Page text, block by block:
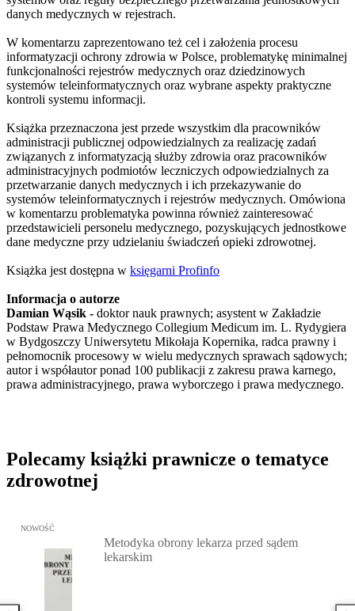
danych medycznych w rejestrach.
W komentarzu zaprezentowano też cel i założenia procesu
informatyzacji ochrony zdrowia w Polsce, problematykę minimalnej
funkcjonalności rejestrów medycznych oraz dziedzinowych
systemów teleinformatycznych oraz wybrane aspekty praktyczne
kontroli systemu informacji.
Książka przeznaczona jest przede wszystkim dla pracowników
administracji publicznej odpowiedzialnych za realizację zadań
związanych z informatyzacją służby zdrowia oraz pracowników
administracyjnych podmiotów leczniczych odpowiedzialnych za
przetwarzanie danych medycznych i ich przekazywanie do
systemów teleinformatycznych i rejestrów medycznych. Omówiona
w komentarzu problematyka powinna również zainteresować
przedstawicieli personelu medycznego, pozyskujących jednostkowe
dane medyczne przy udzielaniu świadczeń opieki zdrowotnej.
Książka jest dostępna w księgarni Profinfo
Informacja o autorze
Damian Wąsik - doktor nauk prawnych; asystent w Zakładzie
Podstaw Prawa Medycznego Collegium Medicum im. L. Rydygiera
w Bydgoszczy Uniwersytetu Mikołaja Kopernika, radca prawny i
pełnomocnik procesowy w wielu medycznych sprawach sądowych;
autor i współautor ponad 100 publikacji z zakresu prawa karnego,
prawa administracyjnego, prawa wyborczego i prawa medycznego.
Polecamy książki prawnicze o tematyce
zdrowotnej
Przejdź do: Metodyka obrony lekarza przed sądem lekarskim,
NOWOŚĆ
Metodyka obrony lekarza przed sądem
lekarskim